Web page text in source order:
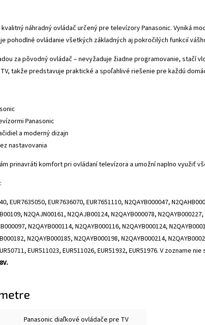
náhradný ovládač určený pre televízory Panasonic. Vyniká
pohodlné ovládanie všetkých základných aj pokročilých funkcií
za pôvodný ovládač – nevyžaduje žiadne programovanie, stačí
takže predstavuje praktické a spoľahlivé riešenie pre každú
Panasonic
a moderný dizajn
nastavovania
prinavráti komfort pri ovládaní televízora a umožní naplno využiť
EUR7635050, EUR7636070, EUR7651110, N2QAYB000047,
N2QAJN00161, N2QAJB00124, N2QAYB000078,
N2QAYB000114, N2QAYB000116, N2QAYB000124,
N2QAYB000185, N2QAYB000198, N2QAYB000214,
EUR511023, EUR511026, EUR51932, EUR51976. V
Panasonic diaľkové ovládače pre TV